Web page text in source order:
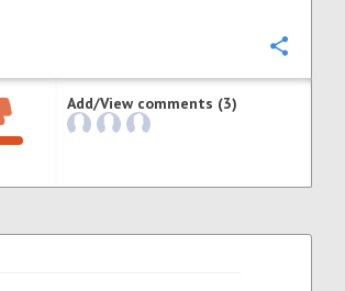
Add/View comments (3)